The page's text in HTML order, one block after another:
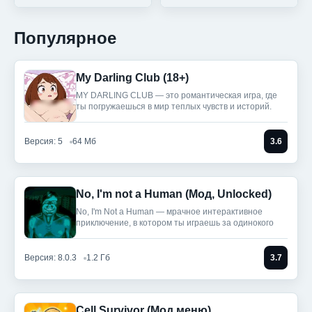
Популярное
My Darling Club (18+)
MY DARLING CLUB — это романтическая игра, где
ты погружаешься в мир теплых чувств и историй.
Версия: 5 64 Мб 3.6
No, I'm not a Human (Мод, Unlocked)
No, I'm Not a Human — мрачное интерактивное
приключение, в котором ты играешь за одинокого
Версия: 8.0.3 1.2 Гб 3.7